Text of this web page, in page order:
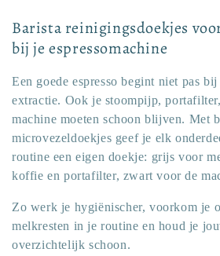
e
c
t
i
e
:
Barista reinigingsdoekjes
bij je espressomachine
Een goede espresso begint niet pas
extractie. Ook je stoompijp,
machine moeten schoon blijven. Met
microvezeldoekjes geef je elk
routine een eigen doekje: grijs voor
koffie en portafilter, zwart voor de
Zo werk je hygiënischer, voorkom je
melkresten in je routine en houd je
overzichtelijk schoon.